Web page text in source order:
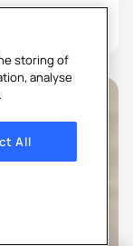
storing of
analyse
All